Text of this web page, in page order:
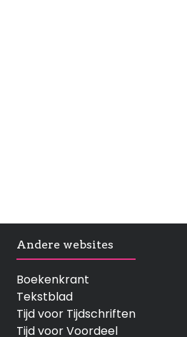
Andere websites
Boekenkrant
Tekstblad
Tijd voor Tijdschriften
Tijd voor Voordeel